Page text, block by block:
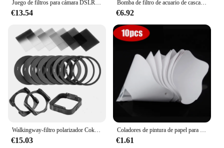
Juego de filtros para cámara DSLR, Kit completo de filtros cuadrados de Color degradado, ND, 24 colores, traje cuadrado para cámara DSLR, 42 en 1
€13.54
Bomba de filtro de acuario de cascada, tanque de peces de tortuga, bajo nivel de agua, bomba de oxígeno, suministro de reptiles de tortuga, 3W, 200L/H, 220-240V
€6.92
Walkingway-filtro polarizador Cokin Serie P, soporte de filtro ND 2, 4, 8, 16, gradiente cuadrado, anillos adaptadores de capó de cámara para DSLR
€15.03
Coladores de pintura de papel para coche, filtro de papel de malla en aerosol, embudo de filtro purificador, filtros de pintura desechables, colador de papel cónico
€1.61